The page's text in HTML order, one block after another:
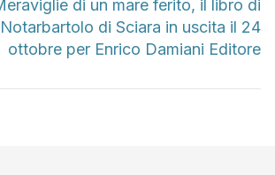
di un mare ferito, il libro di
di Sciara in uscita il 24
ottobre per Enrico Damiani Editore